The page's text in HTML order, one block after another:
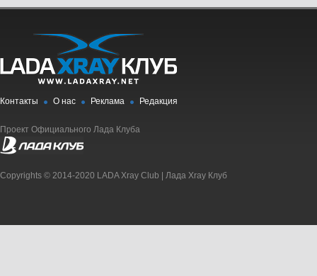
Контакты О нас Реклама Редакция
Проект Официального Лада Клуба
Copyrights © 2014-2020 LADA Xray Club | Лада Xray Клуб